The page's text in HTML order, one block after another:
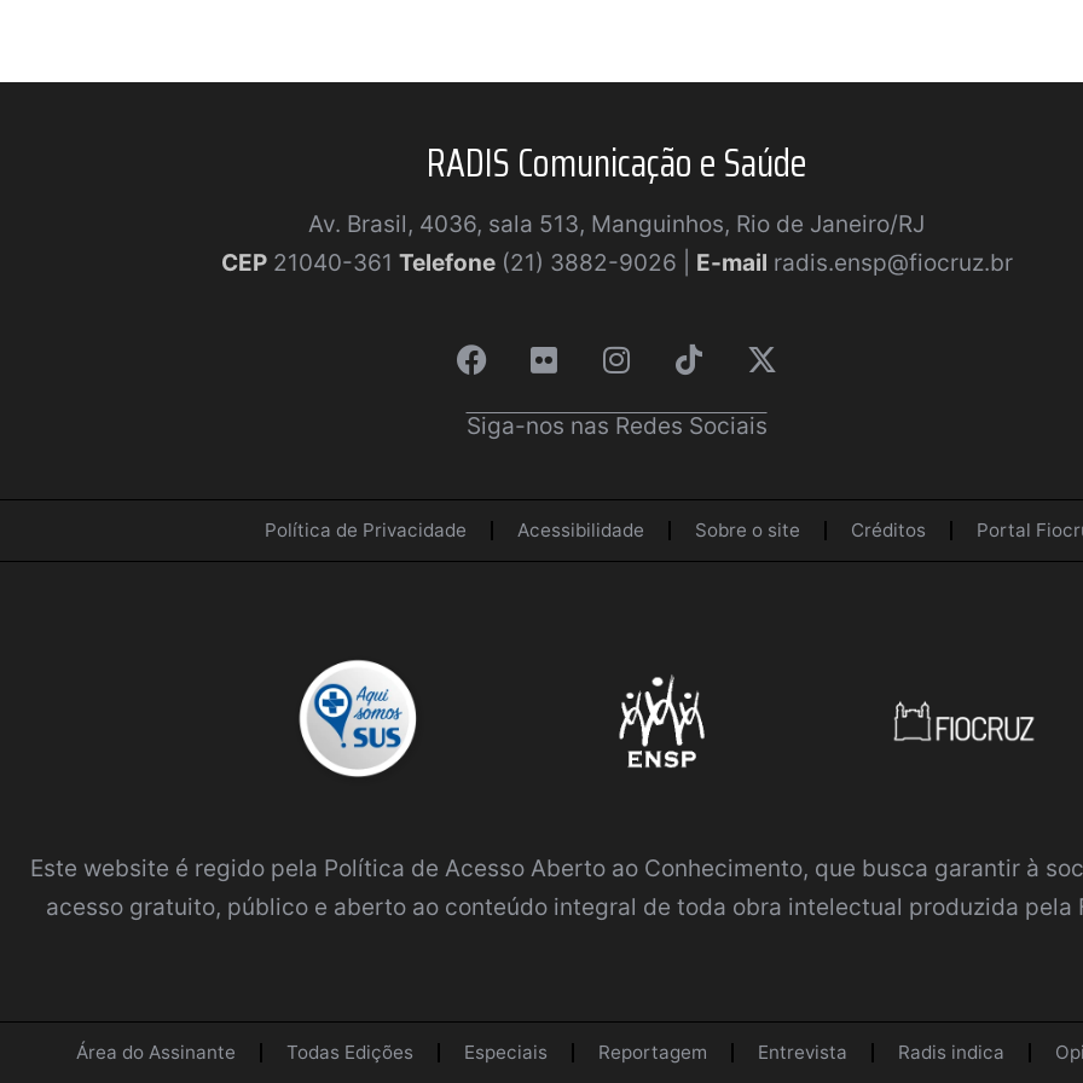
RADIS Comunicação e Saúde
Av. Brasil, 4036, sala 513, Manguinhos, Rio de Janeiro/RJ
CEP21040-361 Telefone(21) 3882-9026 | E-mail radis.ensp@fiocruz.br
Siga-nos nas Redes Sociais
Política de Privacidade Acessibilidade Sobre o site Créditos Portal
Este website é regido pela Política de Acesso Aberto ao Conhecimento, que busca garantir à
acesso gratuito, público e aberto ao conteúdo integral de toda obra intelectual produzida pela
Área do Assinante Todas Edições Especiais Reportagem Entrevista Radis indica